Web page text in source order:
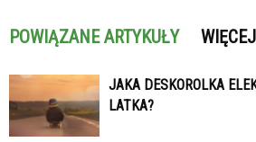
POWIĄZANE ARTYKUŁY
JAKA DESKOROLKA
LATKA?